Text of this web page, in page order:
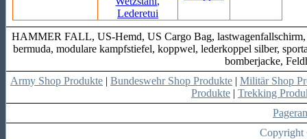
HAMMER FALL, US-Hemd, US Cargo Bag, lastwagenfallschirm,
bermuda, modulare kampfstiefel, koppwel, lederkoppel silber,
bomberjacke,
Army Shop Produkte | Bundeswehr Shop Produkte | Militär Shop
Produkte | Trekking